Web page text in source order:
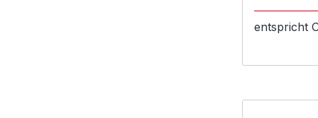
entspricht